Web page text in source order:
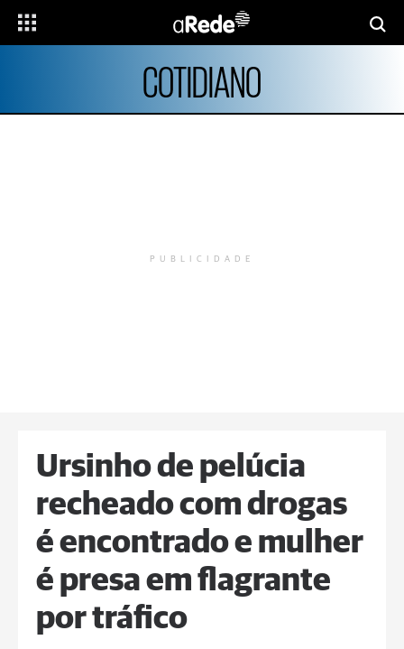
COTIDIANO
PUBLICIDADE
Ursinho de pelúcia
recheado com drogas
é encontrado e mulher
é presa em flagrante
por tráfico